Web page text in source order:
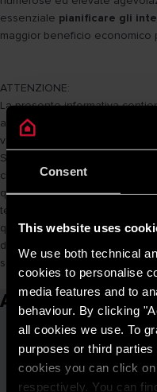
Consent
This website uses
We use both technical
cookies to personalise
media features and to
behaviour. By clicking
all cookies we use. To
purposes or third
cookies you can click
respectively. You can
essenziale pianificare gli
maggior beneficio economico
ATTENZIONE:
La presente informativa
alle detrazioni fiscali 110%/
variazioni.
Si rinvia alle disposizioni
che disciplinano la materia
quanto concerne
termini e condizioni del
questione, rif. https://
declina qualsiasi
sopracitate informazioni.
Articoli correlati